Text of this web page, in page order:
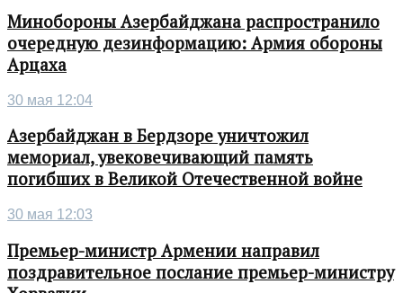
Минобороны Азербайджана распространило
очередную дезинформацию: Армия обороны
Арцаха
30 мая 12:04
Азербайджан в Бердзоре уничтожил
мемориал, увековечивающий память
погибших в Великой Отечественной войне
30 мая 12:03
Премьер-министр Армении направил
поздравительное послание премьер-министру